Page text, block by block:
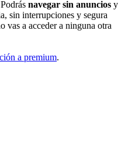
navegar sin anuncios y
sin interrupciones y segura
vas a acceder a ninguna otra
a premium.